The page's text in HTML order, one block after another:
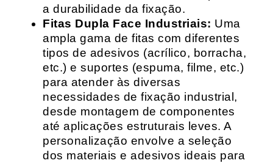
a durabilidade da fixação.
Fitas Dupla Face Industriais: Uma
ampla gama de fitas com diferentes
tipos de adesivos (acrílico, borracha,
etc.) e suportes (espuma, filme, etc.)
para atender às diversas
necessidades de fixação industrial,
desde montagem de componentes
até aplicações estruturais leves. A
personalização envolve a seleção
dos materiais e adesivos ideais para